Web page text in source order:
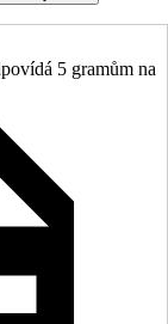
5 gramům na